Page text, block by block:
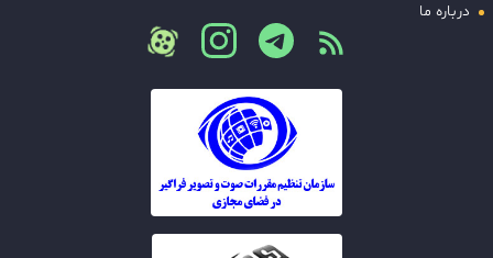
درباره ما